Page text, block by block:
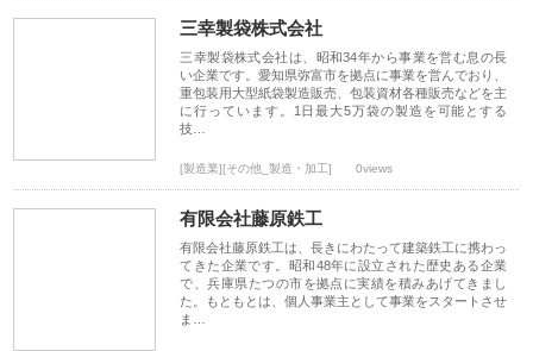
三幸製袋株式会社
三幸製袋株式会社は、昭和34年から事業を営む息の長
い企業です。愛知県弥富市を拠点に事業を営んでおり、
重包装用大型紙袋製造販売、包装資材各種販売などを主
に行っています。1日最大5万袋の製造を可能とする
技…
[製造業][その他_製造・加工] 0views
有限会社藤原鉄工
有限会社藤原鉄工は、長きにわたって建築鉄工に携わっ
てきた企業です。昭和48年に設立された歴史ある企業
で、兵庫県たつの市を拠点に実績を積みあげてきまし
た。もともとは、個人事業主として事業をスタートさせ
ま…